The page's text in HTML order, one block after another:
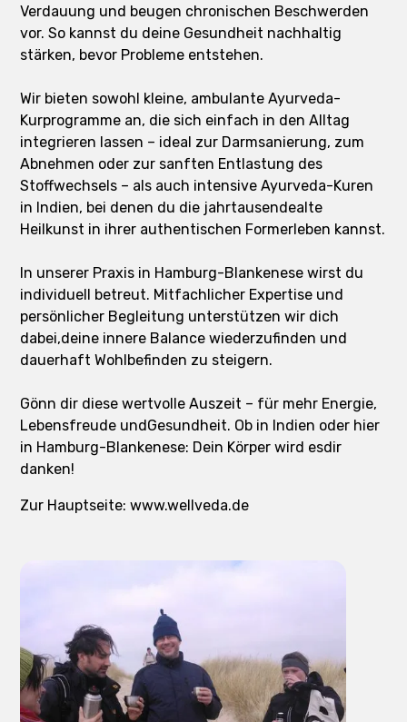
Verdauung und beugen chronischen Beschwerden
vor. So kannst du deine Gesundheit nachhaltig
stärken, bevor Probleme entstehen.
Wir bieten sowohl kleine, ambulante Ayurveda-
Kurprogramme an, die sich einfach in den Alltag
integrieren lassen – ideal zur Darmsanierung, zum
Abnehmen oder zur sanften Entlastung des
Stoffwechsels – als auch intensive Ayurveda-Kuren
in Indien, bei denen du die jahrtausendealte
Heilkunst in ihrer authentischen Formerleben kannst.
In unserer Praxis in Hamburg-Blankenese wirst du
individuell betreut. Mitfachlicher Expertise und
persönlicher Begleitung unterstützen wir dich
dabei,deine innere Balance wiederzufinden und
dauerhaft Wohlbefinden zu steigern.
Gönn dir diese wertvolle Auszeit – für mehr Energie,
Lebensfreude undGesundheit. Ob in Indien oder hier
in Hamburg-Blankenese: Dein Körper wird esdir
danken!
Zur Hauptseite: www.wellveda.de